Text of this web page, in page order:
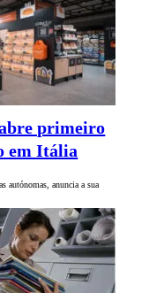
primeiro
em Itália
autónomas, anuncia a sua